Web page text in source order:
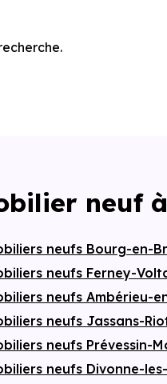
neuf
neufs Bourg-en-
neufs Ferney-
neufs Ambérieu-
neufs Jassans-
neufs Prévessin-
neufs Divonne-